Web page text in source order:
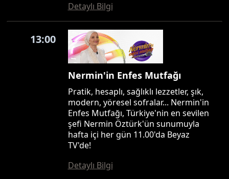
Detaylı Bilgi
13:00
Nermin'in Enfes Mutfağı
Pratik, hesaplı, sağlıklı lezzetler, şık,
modern, yöresel sofralar... Nermin'in
Enfes Mutfağı, Türkiye'nin en sevilen
şefi Nermin Öztürk'ün sunumuyla
hafta içi her gün 11.00'da Beyaz
TV'de!
Detaylı Bilgi